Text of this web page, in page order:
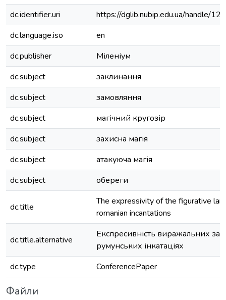
dc.identifier.uri
https://dglib.nubip.edu.ua/handle/
dc.language.iso
en
dc.publisher
Міленіум
dc.subject
заклинання
dc.subject
замовляння
dc.subject
магічний кругозір
dc.subject
захисна магія
dc.subject
атакуюча магія
dc.subject
обереги
dc.title
The expressivity of the figurative
romanian incantations
dc.title.alternative
Експресивність виражальних
румунських інкатаціях
dc.type
ConferencePaper
Файли